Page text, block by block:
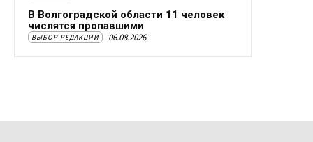
В Волгоградской области 11 человек
числятся пропавшими
ВЫБОР РЕДАКЦИИ 06.08.2026